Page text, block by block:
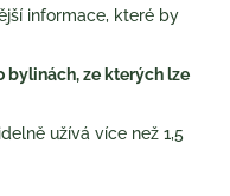
informace, které by
bylinách, ze kterých lze
užívá více než 1,5